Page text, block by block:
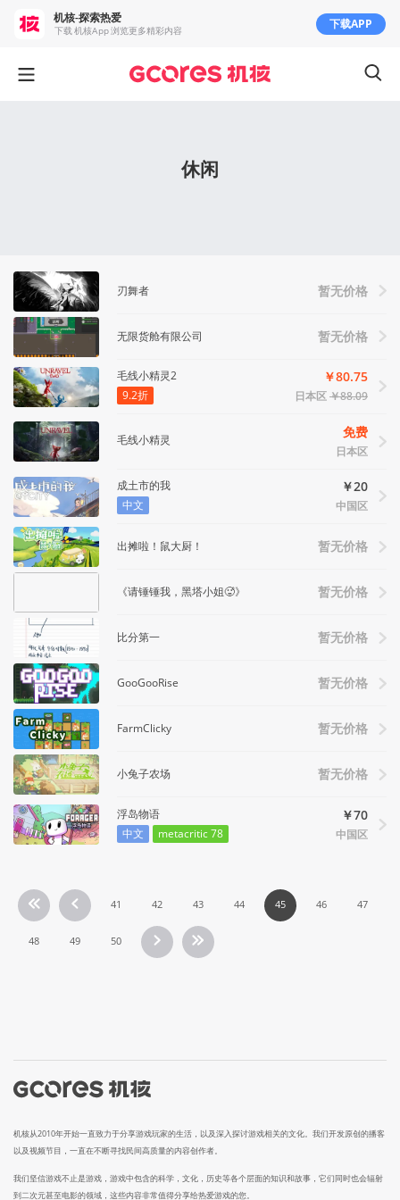
休闲
刃舞者 暂无价格
无限货舱有限公司 暂无价格
毛线小精灵2
9.2折
￥80.75
日本区￥88.09
毛线小精灵 免费
日本区
成土市的我
中文
￥20
中国区
出摊啦！鼠大厨！ 暂无价格
《请锤锤我，黑塔小姐🥵》 暂无价格
比分第一 暂无价格
GooGooRise 暂无价格
FarmClicky 暂无价格
小兔子农场 暂无价格
浮岛物语
中文
metacritic 78
￥70
中国区
41 42 43 44 45 46 47
48 49 50
机核从2010年开始一直致力于分享游戏玩家的生活，以及深入探讨游戏相关的文化。我们开发原创的播客
以及视频节目，一直在不断寻找民间高质量的内容创作者。
我们坚信游戏不止是游戏，游戏中包含的科学，文化，历史等各个层面的知识和故事，它们同时也会辐射
到二次元甚至电影的领域，这些内容非常值得分享给热爱游戏的您。
机核-探索热爱
下载 机核App 浏览更多精彩内容 下载APP